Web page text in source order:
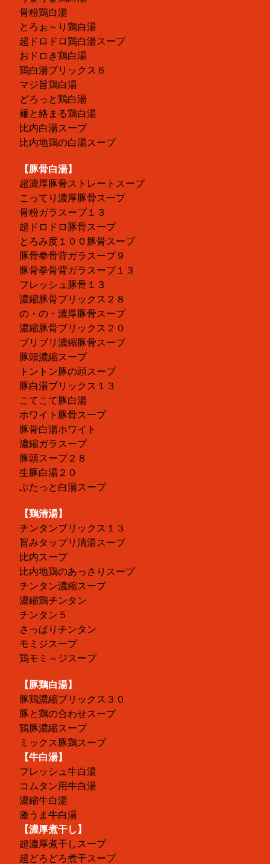
骨粉鶏白湯
とろぉ～り鶏白湯
超ドロドロ鶏白湯スープ
おドロき鶏白湯
鶏白湯ブリックス６
マジ旨鶏白湯
どろっと鶏白湯
麺と絡まる鶏白湯
比内白湯スープ
比内地鶏の白湯スープ
【豚骨白湯】
超濃厚豚骨ストレートスープ
こってり濃厚豚骨スープ
骨粉ガラスープ１３
超ドロドロ豚骨スープ
とろみ度１００豚骨スープ
豚骨拳骨背ガラスープ９
豚骨拳骨背ガラスープ１３
フレッシュ豚骨１３
濃縮豚骨ブリックス２８
の・の・濃厚豚骨スープ
濃縮豚骨ブリックス２０
ブリブリ濃縮豚骨スープ
豚頭濃縮スープ
トントン豚の頭スープ
豚白湯ブリックス１３
こてこて豚白湯
ホワイト豚骨スープ
豚骨白湯ホワイト
濃縮ガラスープ
豚頭スープ２８
生豚白湯２０
ぶたっと白湯スープ
【鶏清湯】
チンタンブリックス１３
旨みタップリ清湯スープ
比内スープ
比内地鶏のあっさりスープ
チンタン濃縮スープ
濃縮鶏チンタン
チンタン５
さっぱりチンタン
モミジスープ
鶏モミ～ジスープ
【豚鶏白湯】
豚鶏濃縮ブリックス３０
豚と鶏の合わせスープ
鶏豚濃縮スープ
ミックス豚鶏スープ
【牛白湯】
フレッシュ牛白湯
コムタン用牛白湯
濃縮牛白湯
激うま牛白湯
【濃厚煮干し】
超濃厚煮干しスープ
超どろどろ煮干スープ